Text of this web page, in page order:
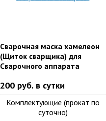
Сварочная маска хамелеон
(Щиток сварщика) для
Сварочного аппарата
200 руб. в сутки
Комплектующие (прокат по
суточно)